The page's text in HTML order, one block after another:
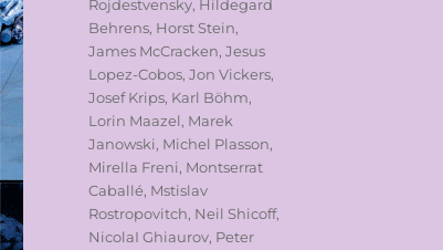
Rojdestvensky, Hildegard
Behrens, Horst Stein,
James McCracken,Jesus
Lopez-Cobos,Jon Vickers,
Josef Krips, Karl Böhm,
Lorin Maazel, Marek
Janowski, Michel Plasson,
Mirella Freni, Montserrat
Caballé, Mstislav
Rostropovitch, Neil Shicoff,
NicolaI Ghiaurov, Peter